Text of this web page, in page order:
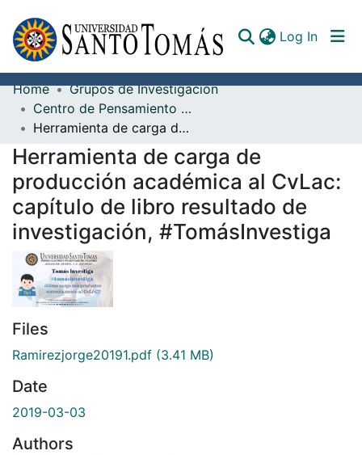
Log In
Communities & Collections
All of DSpace
Documents
Home
Grupos de Investigación
Centro de Pensamiento en Educación, Ciencia y Tecnología
Herramienta de carga de producción académica al CvLac: capítulo de libro resultado de investigación, #TomásInvestiga
Herramienta de carga de
producción académica al CvLac:
capítulo de libro resultado de
investigación, #TomásInvestiga
Files
Ramirezjorge20191.pdf (3.41 MB)
Date
2019-03-03
Authors